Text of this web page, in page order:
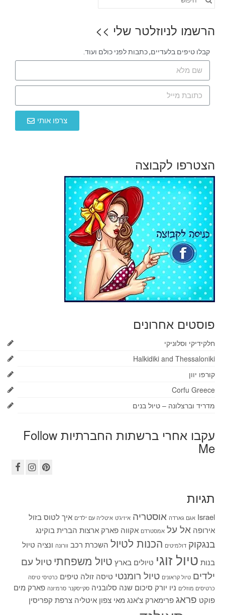
הרשמו לניוזלטר שלי >>
קבלו טיפים בלעדיים, כתבות לפני כולם ועוד.
צרפו אותי
הצטרפו לקבוצה
פוסטים אחרונים
חלקידיקי וסלוניקי
Halkidiki and Thessaloniki
קורפו יוון
Corfu Greece
מדריד וברצלונה – טיול בנים
עקבו אחרי ברשתות החברתיות Follow
Me
תגיות
Israel אגם גארדה אוסטריה איזיג'ט איטליה עם ילדים איך לטוס בזול
אירופה אל על אמסטרדם אקווה פארק ארצות הברית בוקינג
בנגקוק דולמיטים הכנות לטיול השכרת רכב וורונה ונציה טיול
בנות טיול זוגי טיולים בארץ טיול משפחתיטיול עם
ילדים טיול קראונים טיול רומנטי טיסה זולה טיפים כרטיסי טיסה
כרטיסים מוזלים ניו יורק סיכום שנה סלובניה סקייסקנר סרמיונה פארק מים
פוקט פראג פרימארק צ'אנג מאי צפון איטליה צרפת קפריסין